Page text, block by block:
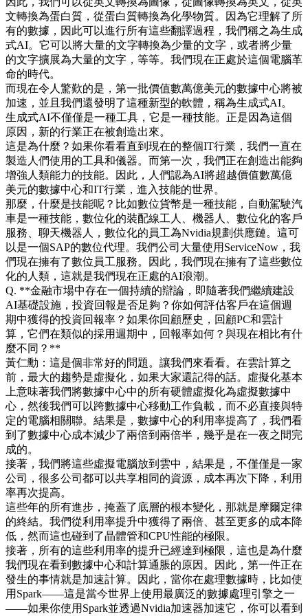
文轉換為蛋白質，從蛋白質轉換為化學物質。因為它理解了所
有的數據，因此可以進行所有這些翻譯過程，我們稱之為生成
式AI。它可以將大量的文字轉換為少量的文字，或者將少量
的文字擴展為大量的文字，等等。我們現在正處於這個電腦革
命的時代。
而現在令人驚歎的是，第一批價值數萬億美元的數據中心將被
加速，並且我們還發明了這種新型的軟體，稱為生成式AI。
生成式AI不僅僅是一種工具，它是一種技能。正是因為這個
原因，新的行業正在被創造出來。
這是為什麼？如果你看看直到現在的整個IT行業，我們一直在
製造人們使用的工具和儀器。而第一次，我們正在創造出能夠
增強人類能力的技能。因此，人們認為AI將超越價值數萬億
美元的數據中心和IT行業，進入技能的世界。
那麼，什麼是技能呢？比如數位貨幣是一種技能，自動駕駛汽
車是一種技能，數位化的裝配線工人、機器人、數位化的客戶
服務、聊天機器人，數位化的員工為Nvidia規劃供應鏈。這可
以是一個SAP的數位代理。我們公司大量使用ServiceNow，我
們現在擁有了數位員工服務。因此，我們現在擁有了這些數位
化的人類，這就是我們現在正處的AI浪潮。
Q. **金融市場中存在一個持續的辯論，即隨著我們繼續建設
AI基礎設施，投資回報是否足夠？你如何評估客戶在這個週
期中獲得的投資回報率？如果你回顧歷史，回顧PC和雲計
算，它們在類似的採用週期中，回報率如何？與現在相比有什
麼不同？**
黃仁勳：這是個非常好的問題。讓我們來看看。在雲計算之
前，最大的趨勢是虛擬化，如果大家還記得的話。虛擬化基本
上意味著我們將數據中心中的所有硬體虛擬化為虛擬數據中
心，然後我們可以跨數據中心移動工作負載，而不必直接與特
定的電腦相關聯。結果是，數據中心的利用率提高了，我們看
到了數據中心成本減少了兩倍到兩倍半，幾乎是在一夜之間完
成的。
接著，我們將這些虛擬電腦放到雲中，結果是，不僅僅是一家
公司，很多公司都可以共享相同的資源，成本再次下降，利用
率再次提高。
這些年的所有進步，掩蓋了底層的根本變化，那就是摩爾定律
的終結。我們從利用率提升中獲得了兩倍、甚至更多的成本降
低，然而這也碰到了晶體管和CPU性能的極限。
接著，所有的這些利用率的提升已經達到極限，這也是為什麼
我們現在看到數據中心和計算通脹的原因。因此，第一件正在
發生的事情就是加速計算。因此，當你在處理數據時，比如使
用Spark——這是當今世界上使用最廣泛的數據處理引擎之一
——如果你使用Spark並透過Nvidia加速器加速它，你可以看到